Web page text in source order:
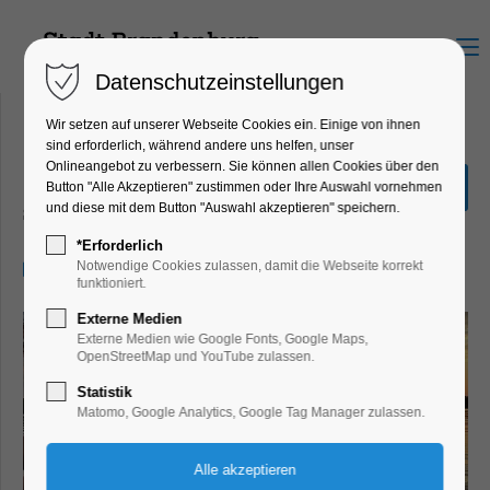
Menu
SUP Tour & Sunset Yoga
Sport
27.07.2025, 17:00
Datenschutzeinstellungen
Wir setzen auf unserer Webseite Cookies ein. Einige von ihnen
sind erforderlich, während andere uns helfen, unser
Onlineangebot zu verbessern. Sie können allen Cookies über den
Button "Alle Akzeptieren" zustimmen oder Ihre Auswahl vornehmen
und diese mit dem Button "Auswahl akzeptieren" speichern.
*Erforderlich
Notwendige Cookies zulassen, damit die Webseite korrekt
funktioniert.
Externe Medien
Externe Medien wie Google Fonts, Google Maps,
OpenStreetMap und YouTube zulassen.
Statistik
Matomo, Google Analytics, Google Tag Manager zulassen.